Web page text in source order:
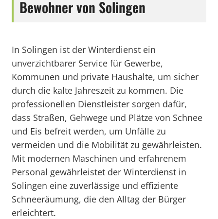
Bewohner von Solingen
In Solingen ist der Winterdienst ein
unverzichtbarer Service für Gewerbe,
Kommunen und private Haushalte, um sicher
durch die kalte Jahreszeit zu kommen. Die
professionellen Dienstleister sorgen dafür,
dass Straßen, Gehwege und Plätze von Schnee
und Eis befreit werden, um Unfälle zu
vermeiden und die Mobilität zu gewährleisten.
Mit modernen Maschinen und erfahrenem
Personal gewährleistet der Winterdienst in
Solingen eine zuverlässige und effiziente
Schneeräumung, die den Alltag der Bürger
erleichtert.